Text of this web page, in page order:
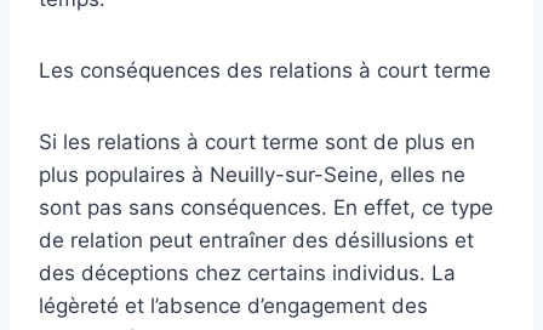
Les conséquences des relations à court terme
Si les relations à court terme sont de plus en
plus populaires à Neuilly-sur-Seine, elles ne
sont pas sans conséquences. En effet, ce type
de relation peut entraîner des désillusions et
des déceptions chez certains individus. La
légèreté et l’absence d’engagement des